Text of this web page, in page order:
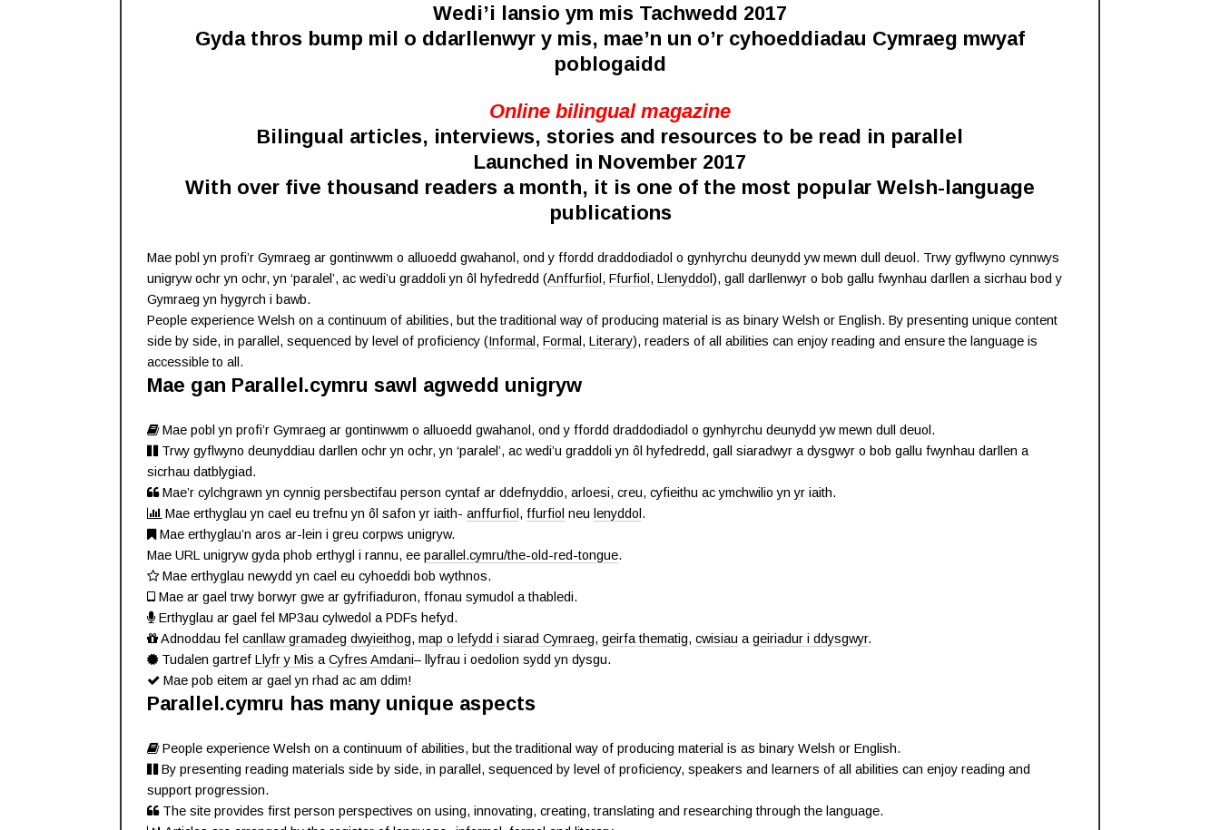
Wedi’i lansio ym mis Tachwedd 2017
Gyda thros bump mil o ddarllenwyr y mis, mae’n un o’r cyhoeddiadau Cymraeg mwyaf
poblogaidd
Online bilingual magazine
Bilingual articles, interviews, stories and resources to be read in parallel
Launched in November 2017
With over five thousand readers a month, it is one of the most popular Welsh-language
publications
Mae pobl yn profi’r Gymraeg ar gontinwwm o alluoedd gwahanol, ond y ffordd draddodiadol o gynhyrchu deunydd yw mewn dull deuol. Trwy gyflwyno cynnwys
unigryw ochr yn ochr, yn ‘paralel’, ac wedi’u graddoli yn ôl hyfedredd (Anffurfiol , Ffurfiol , Llenyddol ), gall darllenwyr o bob gallu fwynhau darllen a sicrhau bod y
Gymraeg yn hygyrch i bawb.
People experience Welsh on a continuum of abilities, but the traditional way of producing material is as binary Welsh or English. By presenting unique content
side by side, in parallel, sequenced by level of proficiency (Informal , Formal , Literary), readers of all abilities can enjoy reading and ensure the language is
accessible to all.
Mae gan Parallel.cymru sawl agwedd unigryw
Mae pobl yn profi’r Gymraeg ar gontinwwm o alluoedd gwahanol, ond y ffordd draddodiadol o gynhyrchu deunydd yw mewn dull deuol.
Trwy gyflwyno deunyddiau darllen ochr yn ochr, yn ‘paralel’, ac wedi’u graddoli yn ôl hyfedredd, gall siaradwyr a dysgwyr o bob gallu fwynhau darllen a
sicrhau datblygiad.
Mae’r cylchgrawn yn cynnig persbectifau person cyntaf ar ddefnyddio, arloesi, creu, cyfieithu ac ymchwilio yn yr iaith.
Mae erthyglau yn cael eu trefnu yn ôl safon yr iaith- anffurfiol , ffurfiol neu lenyddol .
Mae erthyglau’n aros ar-lein i greu corpws unigryw.
Mae URL unigryw gyda phob erthygl i rannu, ee parallel.cymru/the-old-red-tongue.
Mae erthyglau newydd yn cael eu cyhoeddi bob wythnos.
Mae ar gael trwy borwyr gwe ar gyfrifiaduron, ffonau symudol a thabledi.
Erthyglau ar gael fel MP3au cylwedol a PDFs hefyd.
Adnoddau fel canllaw gramadeg dwyieithog, map o lefydd i siarad Cymraeg, geirfa thematig, cwisiau a geiriadur i ddysgwyr.
Tudalen gartref Llyfr y Mis a Cyfres Amdani– llyfrau i oedolion sydd yn dysgu.
Mae pob eitem ar gael yn rhad ac am ddim!
Parallel.cymru has many unique aspects
People experience Welsh on a continuum of abilities, but the traditional way of producing material is as binary Welsh or English.
By presenting reading materials side by side, in parallel, sequenced by level of proficiency, speakers and learners of all abilities can enjoy reading and
support progression.
The site provides first person perspectives on using, innovating, creating, translating and researching through the language.